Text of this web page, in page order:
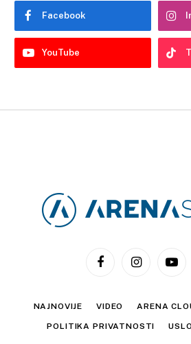
Facebook
YouTube
FacebookInstagram
NAJNOVIJE VIDEO ARENA
POLITIKA PRIVATNOSTI